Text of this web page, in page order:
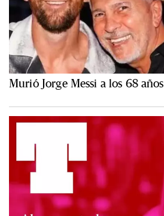
Murió Jorge Messi a los 68 años